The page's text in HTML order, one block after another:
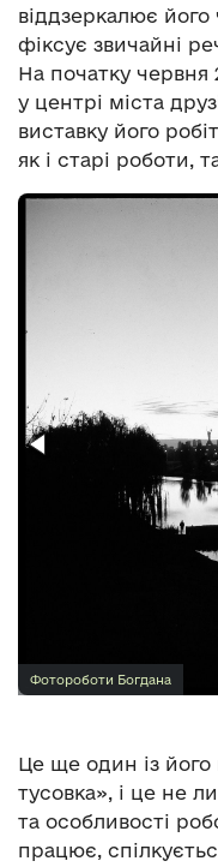
віддзеркалює його
фіксує звичайні
На початку червня
у центрі міста
виставку його
як і старі роботи,
Фотороботи Богдана
Це ще один із його
тусовка», і це не
та особливості
працює,